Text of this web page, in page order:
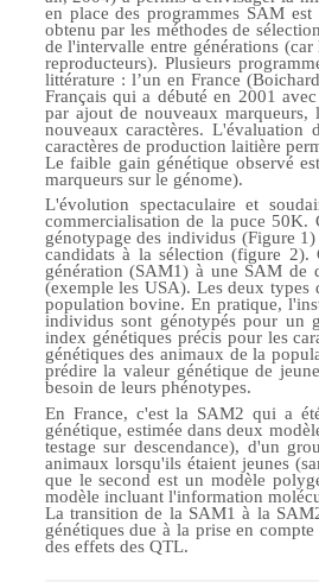
en place des programmes SAM
obtenu par les méthodes de
de l'intervalle entre générations
reproducteurs). Plusieurs
littérature : l’un en France
Français qui a débuté en 2001
par ajout de nouveaux
nouveaux caractères.
caractères de production laitière
Le faible gain génétique observé
marqueurs sur le génome).
L'évolution spectaculaire et
commercialisation de la puce 50K.
génotypage des individus (Figure
candidats à la sélection (figure 2).
génération (SAM1) à une SAM de
(exemple les USA). Les deux
population bovine. En pratique,
individus sont génotypés pour un
index génétiques précis pour les
génétiques des animaux de la
prédire la valeur génétique de
besoin de leurs phénotypes.
En France, c'est la SAM2 qui a
génétique, estimée dans deux
testage sur descendance), d'un
animaux lorsqu'ils étaient jeunes
que le second est un modèle
modèle incluant l'information
La transition de la SAM1 à la
génétiques due à la prise en
des effets des QTL.